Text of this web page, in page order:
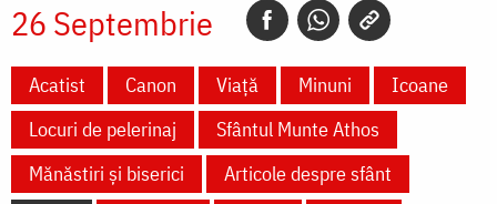
26 Septembrie
Acatist Canon Viață Minuni
Icoane
Locuri de pelerinaj
Sfântul Munte Athos
Mănăstiri și biserici
Articole despre sfânt